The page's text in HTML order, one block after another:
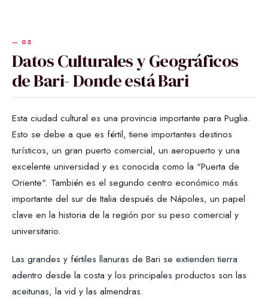
Datos Culturales y Geográficos
de Bari- Donde está Bari
Esta ciudad cultural es una provincia importante para Puglia.
Esto se debe a que es fértil, tiene importantes destinos
turísticos, un gran puerto comercial, un aeropuerto y una
excelente universidad y es conocida como la "Puerta de
Oriente". También es el segundo centro económico más
importante del sur de Italia después de Nápoles, un papel
clave en la historia de la región por su peso comercial y
universitario.
Las grandes y fértiles llanuras de Bari se extienden tierra
adentro desde la costa y los principales productos son las
aceitunas, la vid y las almendras.